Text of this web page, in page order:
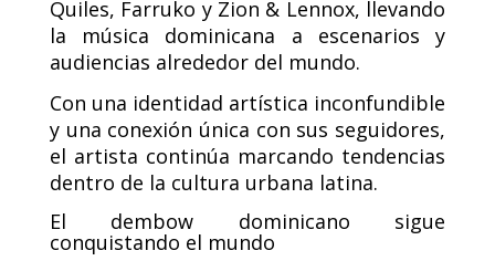
Quiles, Farruko y Zion & Lennox, llevando
la música dominicana a escenarios y
audiencias alrededor del mundo.
Con una identidad artística inconfundible
y una conexión única con sus seguidores,
el artista continúa marcando tendencias
dentro de la cultura urbana latina.
El dembow dominicano sigue
conquistando el mundo